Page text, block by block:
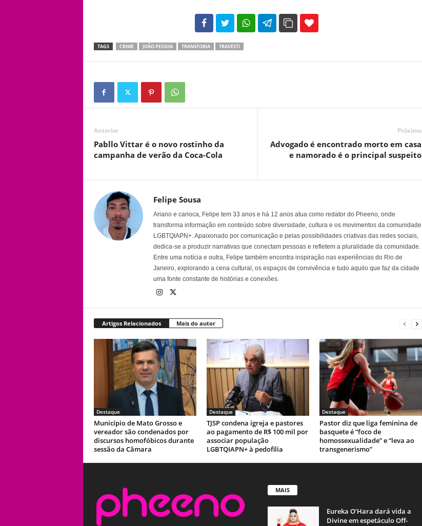
102 35
TAGS CRIME JOÃO PESSOA TRANSFOBIA TRAVESTI
Anterior
Pabllo Vittar é o novo rostinho da
campanha de verão da Coca-Cola
Próximo
Advogado é encontrado morto em casa
e namorado é o principal suspeito
Felipe Sousa
Ariano e carioca, Felipe tem 33 anos e há 12 anos atua como redator do Pheeno, onde
transforma informação em conteúdo sobre diversidade, cultura e os movimentos da comunidade
LGBTQIAPN+. Apaixonado por comunicação e pelas possibilidades criativas das redes sociais,
dedica-se a produzir narrativas que conectam pessoas e refletem a pluralidade da comunidade.
Entre uma notícia e outra, Felipe também encontra inspiração nas experiências do Rio de
Janeiro, explorando a cena cultural, os espaços de convivência e tudo aquilo que faz da cidade
uma fonte constante de histórias e conexões.
Artigos Relacionados Mais do autor
Destaque
Município de Mato Grosso e
vereador são condenados por
discursos homofóbicos durante
sessão da Câmara
Destaque
TJSP condena igreja e pastores
ao pagamento de R$ 100 mil por
associar população
LGBTQIAPN+ à pedofilia
Destaque
Pastor diz que liga feminina de
basquete é “foco de
homossexualidade” e “leva ao
transgenerismo”
MAIS
Eureka O’Hara dará vida a
Divine em espetáculo Off-